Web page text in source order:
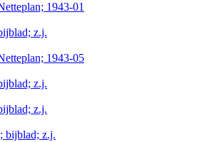
1943-01
z.j.
1943-05
z.j.
z.j.
bijblad; z.j.